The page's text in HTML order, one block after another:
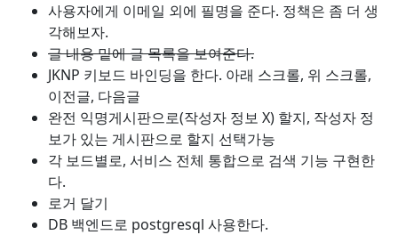
사용자에게 이메일 외에 필명을 준다. 정책은 좀 더 생
각해보자.
글 내용 밑에 글 목록을 보여준다.
JKNP 키보드 바인딩을 한다. 아래 스크롤, 위 스크롤,
이전글, 다음글
완전 익명게시판으로(작성자 정보 X) 할지, 작성자 정
보가 있는 게시판으로 할지 선택가능
각 보드별로, 서비스 전체 통합으로 검색 기능 구현한
다.
로거 달기
DB 백엔드로 postgresql 사용한다.